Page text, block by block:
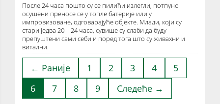
После 24 часа пошто су се пилићи излегли, потпуно
осушени преносе се у топле батерије или у
импровизоване, одговарајуће објекте. Млади, који су
стари једва 20 – 24 часа, сувише су слаби да буду
препуштени сами себи и поред тога што су живахни и
витални.
← Раније 1 2 3 4
5
6
7 8 9 Следеће →